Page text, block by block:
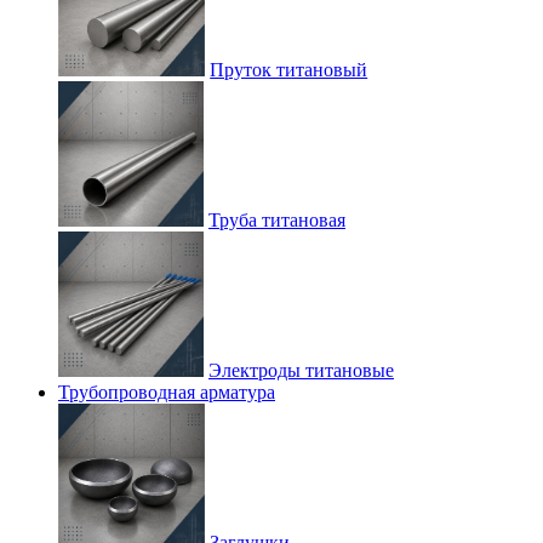
Пруток титановый
Труба титановая
Электроды титановые
Трубопроводная арматура